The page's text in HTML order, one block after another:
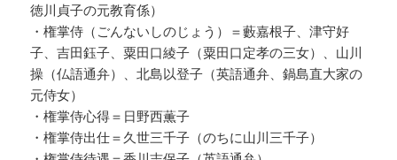
徳川貞子の元教育係）
・権掌侍（ごんないしのじょう）＝藪嘉根子、津守好
子、吉田鈺子、粟田口綾子（粟田口定孝の三女）、山川
操（仏語通弁）、北島以登子（英語通弁、鍋島直大家の
元侍女）
・権掌侍心得＝日野西薫子
・権掌侍出仕＝久世三千子（のちに山川三千子）